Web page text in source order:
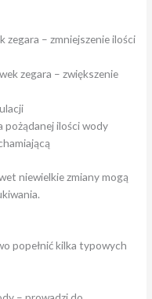
zegara – zmniejszenie ilości
zegara – zwiększenie
pożądanej ilości wody
niewielkie zmiany mogą
popełnić kilka typowych